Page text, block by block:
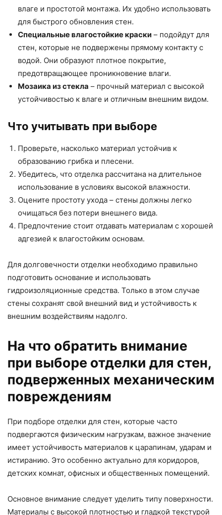
влаге и простотой монтажа. Их удобно использовать
для быстрого обновления стен.
Специальные влагостойкие краски – подойдут для
стен, которые не подвержены прямому контакту с
водой. Они образуют плотное покрытие,
предотвращающее проникновение влаги.
Мозаика из стекла – прочный материал с высокой
устойчивостью к влаге и отличным внешним видом.
Что учитывать при выборе
Проверьте, насколько материал устойчив к
образованию грибка и плесени.
Убедитесь, что отделка рассчитана на длительное
использование в условиях высокой влажности.
Оцените простоту ухода – стены должны легко
очищаться без потери внешнего вида.
Предпочтение стоит отдавать материалам с хорошей
адгезией к влагостойким основам.
Для долговечности отделки необходимо правильно
подготовить основание и использовать
гидроизоляционные средства. Только в этом случае
стены сохранят свой внешний вид и устойчивость к
внешним воздействиям надолго.
На что обратить внимание
при выборе отделки для стен,
подверженных механическим
повреждениям
При подборе отделки для стен, которые часто
подвергаются физическим нагрузкам, важное значение
имеет устойчивость материалов к царапинам, ударам и
истиранию. Это особенно актуально для коридоров,
детских комнат, офисных и общественных помещений.
Основное внимание следует уделить типу поверхности.
Материалы с высокой плотностью и гладкой текстурой